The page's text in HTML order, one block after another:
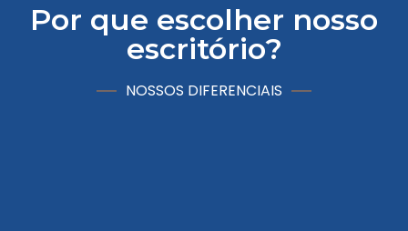
Por que escolher nosso
escritório?
NOSSOS DIFERENCIAIS